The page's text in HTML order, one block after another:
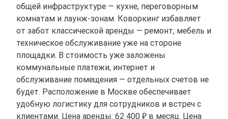
общей инфраструктуре — кухне, переговорным
комнатам и лаунж-зонам. Коворкинг избавляет
от забот классической аренды — ремонт, мебель и
техническое обслуживание уже на стороне
площадки. В стоимость уже заложены
коммунальные платежи, интернет и
обслуживание помещения — отдельных счетов не
будет. Расположение в Москве обеспечивает
удобную логистику для сотрудников и встреч с
клиентами. Цена аренды: 62 400 ₽ в месяц. Цена